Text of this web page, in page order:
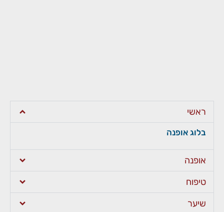
ראשי
בלוג אופנה
אופנה
טיפוח
שיער